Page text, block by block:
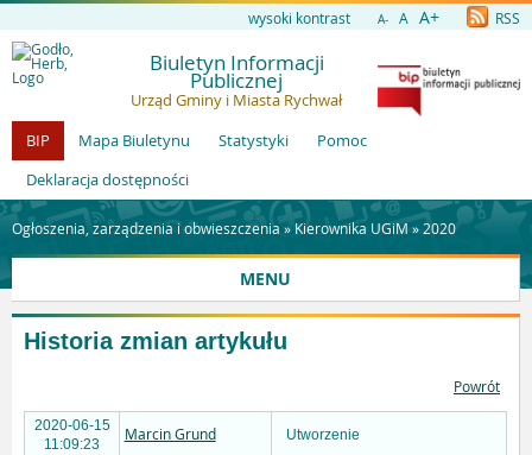
wysoki kontrast A- A A+ RSS
Biuletyn Informacji
Publicznej
Urząd Gminy i Miasta Rychwał
BIP
Mapa Biuletynu Statystyki
Pomoc
Deklaracja dostępności
Ogłoszenia, zarządzenia i obwieszczenia » Kierownika UGiM» 2020
MENU
Historia zmian artykułu
Powrót
2020-06-15
11:09:23
Marcin Grund Utworzenie